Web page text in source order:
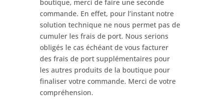
boutique, merci de faire une seconde
commande. En effet, pour l’instant notre
solution technique ne nous permet pas de
cumuler les frais de port. Nous serions
obligés le cas échéant de vous facturer
des frais de port supplémentaires pour
les autres produits de la boutique pour
finaliser votre commande. Merci de votre
compréhension.